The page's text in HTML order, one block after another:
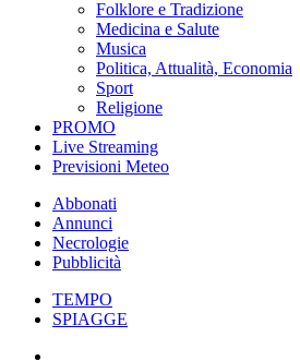
Folklore e Tradizione
Medicina e Salute
Musica
Politica, Attualità, Economia
Sport
Religione
PROMO
Live Streaming
Previsioni Meteo
Abbonati
Annunci
Necrologie
Pubblicità
TEMPO
SPIAGGE